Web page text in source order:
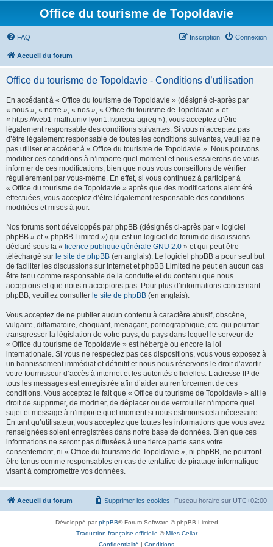
Office du tourisme de Topoldavie
FAQ Connexion
Inscription
Accueil du forum
Office du tourisme de Topoldavie - Conditions d’utilisation
En accédant à « Office du tourisme de Topoldavie » (désigné ci-après par
« nous », « notre », « nos », « Office du tourisme de Topoldavie » et
« https://web1-math.univ-lyon1.fr/prepa-agreg »), vous acceptez d’être
légalement responsable des conditions suivantes. Si vous n’acceptez pas
d’être légalement responsable de toutes les conditions suivantes, veuillez ne
pas utiliser et accéder à « Office du tourisme de Topoldavie ». Nous pouvons
modifier ces conditions à n’importe quel moment et nous essaierons de vous
informer de ces modifications, bien que nous vous conseillons de vérifier
régulièrement par vous-même. En effet, si vous continuez à participer à
« Office du tourisme de Topoldavie » après que des modifications aient été
effectuées, vous acceptez d’être légalement responsable des conditions
modifiées et mises à jour.
Nos forums sont développés par phpBB (désignés ci-après par « logiciel
phpBB » et « phpBB Limited ») qui est un logiciel de forum de discussions
déclaré sous la « licence publique générale GNU 2.0 » et qui peut être
téléchargé sur le site de phpBB (en anglais). Le logiciel phpBB a pour seul but
de faciliter les discussions sur internet et phpBB Limited ne peut en aucun cas
être tenu comme responsable de la conduite et du contenu que nous
acceptons et que nous n’acceptons pas. Pour plus d’informations concernant
phpBB, veuillez consulter le site de phpBB (en anglais).
Vous acceptez de ne publier aucun contenu à caractère abusif, obscène,
vulgaire, diffamatoire, choquant, menaçant, pornographique, etc. qui pourrait
transgresser la législation de votre pays, du pays dans lequel le serveur de
« Office du tourisme de Topoldavie » est hébergé ou encore la loi
internationale. Si vous ne respectez pas ces dispositions, vous vous exposez à
un bannissement immédiat et définitif et nous nous réservons le droit d’avertir
votre fournisseur d’accès à internet et les autorités officielles. L’adresse IP de
tous les messages est enregistrée afin d’aider au renforcement de ces
conditions. Vous acceptez le fait que « Office du tourisme de Topoldavie » ait le
droit de supprimer, de modifier, de déplacer ou de verrouiller n’importe quel
sujet et message à n’importe quel moment si nous estimons cela nécessaire.
En tant qu’utilisateur, vous acceptez que toutes les informations que vous avez
renseignées soient enregistrées dans notre base de données. Bien que ces
informations ne seront pas diffusées à une tierce partie sans votre
consentement, ni « Office du tourisme de Topoldavie », ni phpBB, ne pourront
être tenus comme responsables en cas de tentative de piratage informatique
visant à compromettre vos données.
Accueil du forum Fuseau horaire sur UTC+02:00
Supprimer les cookies
Développé parphpBB® Forum Software © phpBB Limited
Traduction française officielle ©Miles Cellar
Confidentialité | Conditions